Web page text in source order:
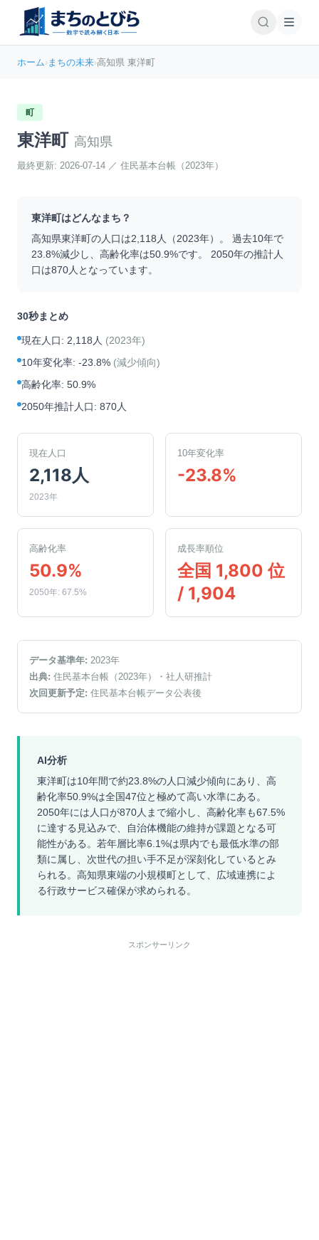
ホーム›まちの未来›高知県 東洋町
町
東洋町 高知県
最終更新: 2026-07-14 ／ 住民基本台帳（2023年）
東洋町はどんなまち？
高知県東洋町の人口は2,118 人（2023年）。 過去10年で
23.8%減少し、高齢化率は50.9%です。 2050年の推計人
口は870人となっています。
30秒まとめ
現在人口: 2,118人 (2023年)
10年変化率: -23.8% (減少傾向)
高齢化率: 50.9%
2050年推計人口: 870人
現在人口
2,118人
2023年
10年変化率
-23.8%
高齢化率
50.9%
2050年: 67.5%
成長率順位
全国 1,800 位
/ 1,904
データ基準年: 2023年
出典: 住民基本台帳（2023年）
・社人研推計
次回更新予定: 住民基本台帳データ公表後
AI分析
東洋町は10年間で約23.8%の人口減少傾向にあり、高
齢化率50.9%は全国47位と極めて高い水準にある。
2050年には人口が870人まで縮小し、高齢化率も67.5%
に達する見込みで、自治体機能の維持が課題となる可
能性がある。若年層比率6.1%は県内でも最低水準の部
類に属し、次世代の担い手不足が深刻化しているとみ
られる。高知県東端の小規模町として、広域連携によ
る行政サービス確保が求められる。
スポンサーリンク